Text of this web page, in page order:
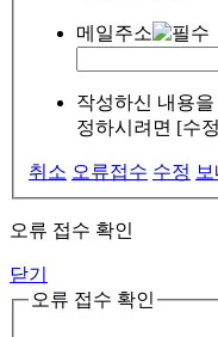
메일주소
작성하신 내용
정하시려면 [수
취소 오류접수 수정 보
오류 접수 확인
닫기
오류 접수 확인